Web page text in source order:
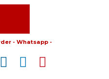
- Whatsapp -